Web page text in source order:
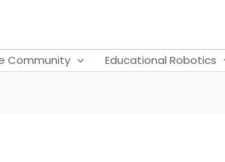
Community Educational Robotics